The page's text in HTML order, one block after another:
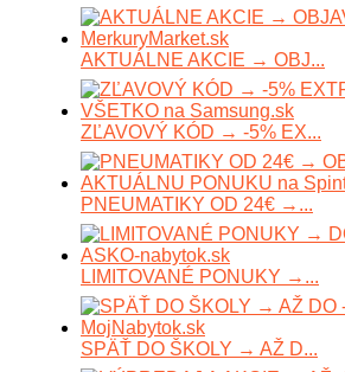
AKTUÁLNE AKCIE → OBJ...
ZĽAVOVÝ KÓD → -5% EX...
PNEUMATIKY OD 24€ →...
LIMITOVANÉ PONUKY →...
SPÄŤ DO ŠKOLY → AŽ D...